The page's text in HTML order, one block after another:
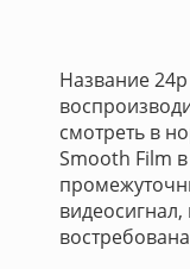
Название
смотреть в
Smooth Film